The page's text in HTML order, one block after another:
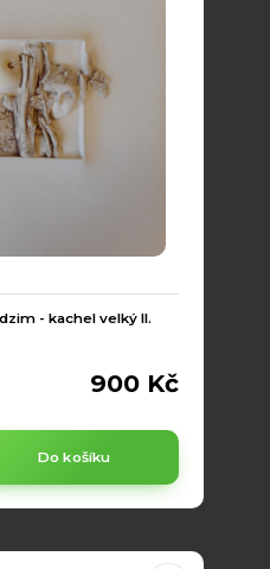
- kachel velký II.
900 Kč
Do košíku